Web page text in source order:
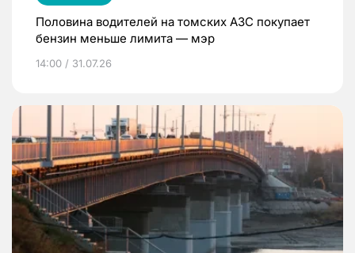
Половина водителей на томских АЗС покупает
бензин меньше лимита — мэр
14:00 / 31.07.26